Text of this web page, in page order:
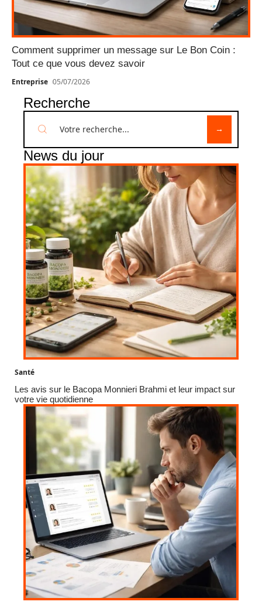
Comment supprimer un message sur Le Bon Coin :
Tout ce que vous devez savoir
Entreprise 05/07/2026
Recherche
News du jour
Santé
Les avis sur le Bacopa Monnieri Brahmi et leur impact sur
votre vie quotidienne